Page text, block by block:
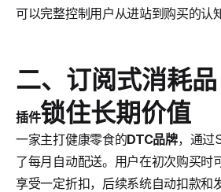
可以完整控制用户从进站到购买的认
二、订阅式消耗
插件锁住长期价值
一家主打健康零食的DTC品牌，通过
了每月自动配送。用户在初次购买时
享受一定折扣，后续系统自动扣款和